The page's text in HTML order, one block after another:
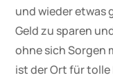
und wieder etwas
Geld zu sparen
ohne sich Sorgen
ist der Ort für tolle